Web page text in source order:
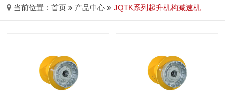
当前位置：首页 产品中心 JQTK系列起升机构减速机